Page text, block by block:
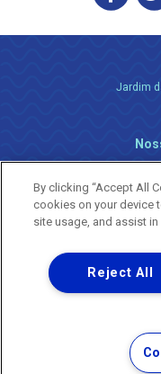
Jardim
Uma
Termos
Política de
By clicking “Accept All
cookies on your device
site usage, and assist
Reject All